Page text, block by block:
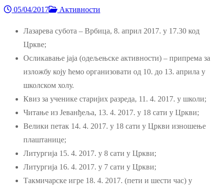
05/04/2017 Активности
Лазарева субота – Врбица, 8. април 2017. у 17.30 код
Цркве;
Осликавање јаја (одељењске активности) – припрема за
изложбу коју ћемо организовати од 10. до 13. априла у
школском холу.
Квиз за ученике старијих разреда, 11. 4. 2017. у школи;
Читање из Јеванђеља, 13. 4. 2017. у 18 сати у Цркви;
Велики петак 14. 4. 2017. у 18 сати у Цркви изношење
плаштанице;
Литургија 15. 4. 2017. у 8 сати у Цркви;
Литургија 16. 4. 2017. у 7 сати у Цркви;
Такмичарске игре 18. 4. 2017. (пети и шести час) у